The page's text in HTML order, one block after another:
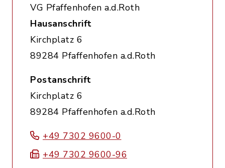
VG Pfaffenhofen a.d.Roth
Hausanschrift
Kirchplatz 6
89284 Pfaffenhofen a.d.Roth
Postanschrift
Kirchplatz 6
89284 Pfaffenhofen a.d.Roth
+49 7302 9600-0
+49 7302 9600-96